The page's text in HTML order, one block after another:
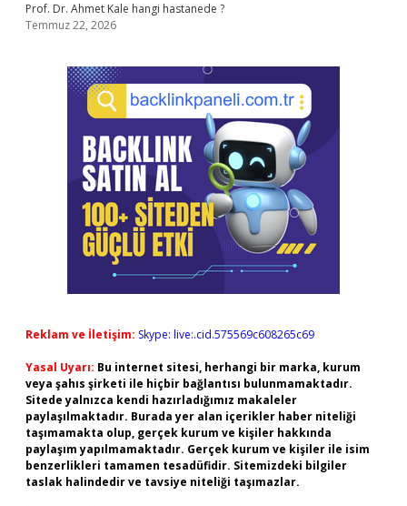
Prof. Dr. Ahmet Kale hangi hastanede ?
Temmuz 22, 2026
Reklam ve İletişim: Skype: live:.cid.575569c608265c69
Yasal Uyarı: Bu internet sitesi, herhangi bir marka, kurum
veya şahıs şirketi ile hiçbir bağlantısı bulunmamaktadır.
Sitede yalnızca kendi hazırladığımız makaleler
paylaşılmaktadır. Burada yer alan içerikler haber niteliği
taşımamakta olup, gerçek kurum ve kişiler hakkında
paylaşım yapılmamaktadır. Gerçek kurum ve kişiler ile isim
benzerlikleri tamamen tesadüfidir. Sitemizdeki bilgiler
taslak halindedir ve tavsiye niteliği taşımazlar.